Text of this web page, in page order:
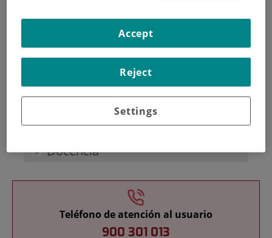
Investigación
Docencia
Teléfono de atención al usuario
900 301 013
Settings
Reject
Accept